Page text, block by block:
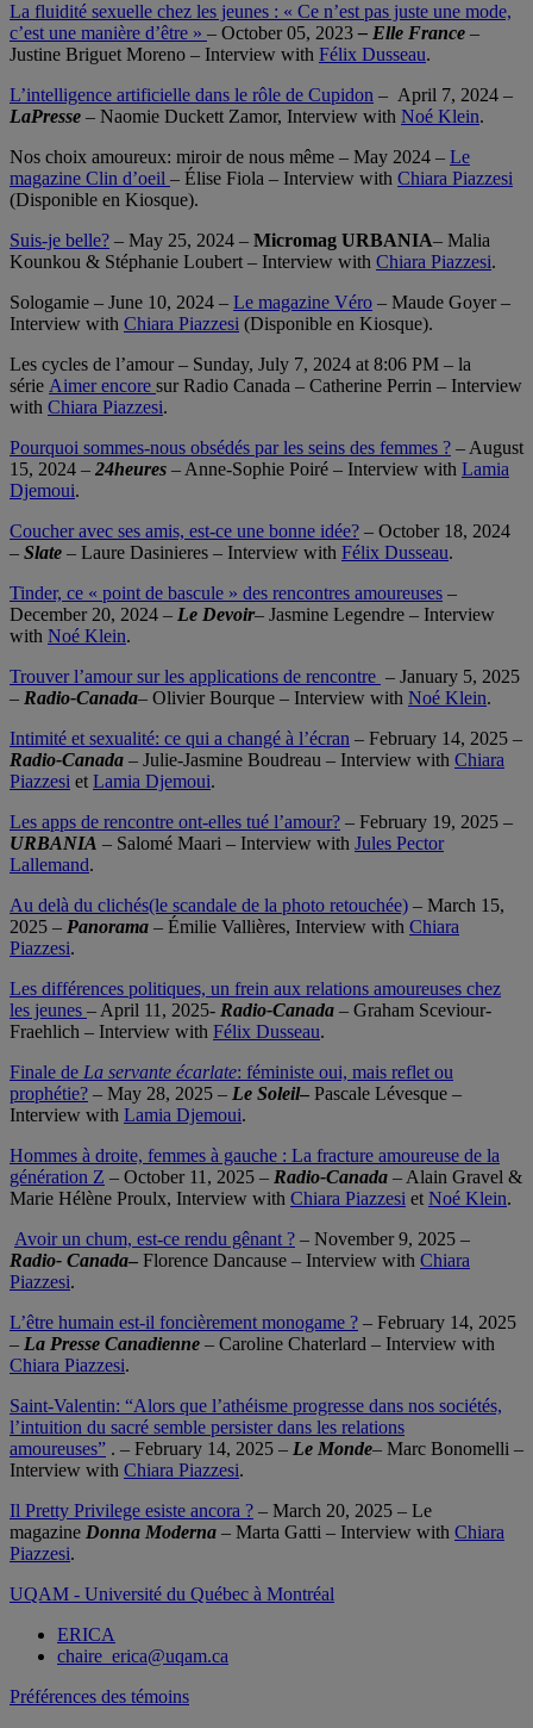
La fluidité sexuelle chez les jeunes : « Ce n’est pas juste une mode,
c’est une manière d’être » – October 05, 2023– Elle France –
Justine Briguet Moreno – Interview with Félix Dusseau.
L’intelligence artificielle dans le rôle de Cupidon – April 7, 2024 –
LaPresse – Naomie Duckett Zamor, Interview with Noé Klein.
Nos choix amoureux: miroir de nous même – May 2024 – Le
magazine Clin d’oeil – Élise Fiola – Interview with Chiara Piazzesi
(Disponible en Kiosque).
Suis-je belle? – May 25, 2024 – Micromag URBANIA– Malia
Kounkou & Stéphanie Loubert – Interview with Chiara Piazzesi.
Sologamie – June 10, 2024 – Le magazine Véro – Maude Goyer –
Interview with Chiara Piazzesi (Disponible en Kiosque).
Les cycles de l’amour – Sunday, July 7, 2024 at 8:06 PM – la
série Aimer encore sur Radio Canada – Catherine Perrin – Interview
with Chiara Piazzesi.
Pourquoi sommes-nous obsédés par les seins des femmes ? – August
15, 2024 – 24heures – Anne‑Sophie Poiré – Interview with Lamia
Djemoui.
Coucher avec ses amis, est-ce une bonne idée? – October 18, 2024
– Slate – Laure Dasinieres – Interview with Félix Dusseau.
Tinder, ce « point de bascule » des rencontres amoureuses –
December 20, 2024 – Le Devoir– Jasmine Legendre – Interview
with Noé Klein.
Trouver l’amour sur les applications de rencontre – January 5, 2025
– Radio-Canada– Olivier Bourque – Interview with Noé Klein.
Intimité et sexualité: ce qui a changé à l’écran – February 14, 2025 –
Radio-Canada – Julie-Jasmine Boudreau – Interview with Chiara
Piazzesi et Lamia Djemoui.
Les apps de rencontre ont-elles tué l’amour? – February 19, 2025 –
URBANIA – Salomé Maari – Interview with Jules Pector
Lallemand.
Au delà du clichés(le scandale de la photo retouchée) – March 15,
2025 – Panorama – Émilie Vallières, Interview with Chiara
Piazzesi.
Les différences politiques, un frein aux relations amoureuses chez
les jeunes – April 11, 2025- Radio-Canada – Graham Sceviour-
Fraehlich – Interview with Félix Dusseau.
Finale de La servante écarlate: féministe oui, mais reflet ou
prophétie? – May 28, 2025 – Le Soleil– Pascale Lévesque –
Interview with Lamia Djemoui.
Hommes à droite, femmes à gauche : La fracture amoureuse de la
génération Z – October 11, 2025 – Radio-Canada – Alain Gravel &
Marie Hélène Proulx, Interview with Chiara Piazzesi et Noé Klein.
Avoir un chum, est-ce rendu gênant ? – November 9, 2025 –
Radio- Canada– Florence Dancause – Interview with Chiara
Piazzesi.
L’être humain est-il foncièrement monogame ? – February 14, 2025
– La Presse Canadienne – Caroline Chaterlard – Interview with
Chiara Piazzesi.
Saint-Valentin: “Alors que l’athéisme progresse dans nos sociétés,
l’intuition du sacré semble persister dans les relations
amoureuses” . – February 14, 2025 – Le Monde– Marc Bonomelli –
Interview with Chiara Piazzesi.
Il Pretty Privilege esiste ancora ? – March 20, 2025 – Le
magazine Donna Moderna – Marta Gatti – Interview with Chiara
Piazzesi.
UQAM - Université du Québec à Montréal
ERICA
chaire_erica@uqam.ca
Préférences des témoins